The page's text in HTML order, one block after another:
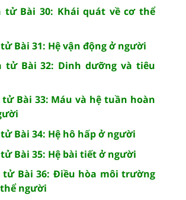
tử Bài 30: Khái quát về cơ thể
Bài 31: Hệ vận động ở người
tử Bài 32: Dinh dưỡng và tiêu
Bài 33: Máu và hệ tuần hoàn
Bài 34: Hệ hô hấp ở người
Bài 35: Hệ bài tiết ở người
tử Bài 36: Điều hòa môi trường
người